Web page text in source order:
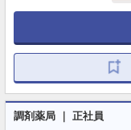
調剤薬局 ｜ 正社員